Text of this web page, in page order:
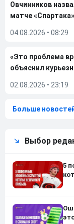
Овчинников
матче «Спартака»
04.08.2026 • 08:29
«Это проблема
объяснил
02.08.2026 • 23:19
Больше
Выбор
5